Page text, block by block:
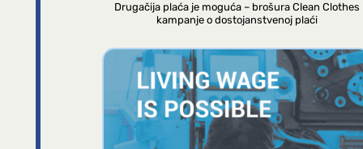
Drugačija plaća je moguća – brošura Clean Clothes
kampanje o dostojanstvenoj plaći